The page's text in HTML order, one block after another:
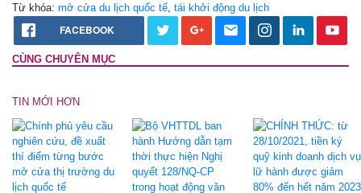
Từ khóa: mở cửa du lịch quốc tế tái khởi động du lịch
FACEBOOK
CÙNG CHUYÊN MỤC
TIN MỚI HƠN